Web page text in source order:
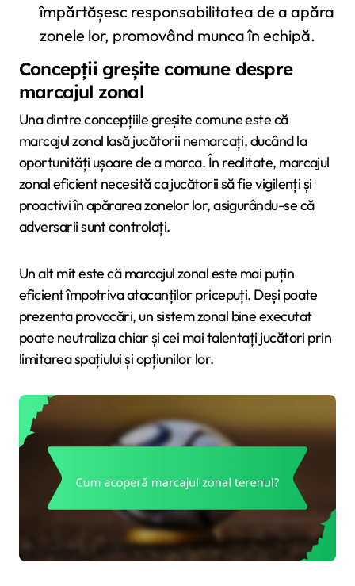
împărtășesc responsabilitatea de a apăra
zonele lor, promovând munca în echipă.
Concepții greșite comune despre
marcajul zonal
Una dintre concepțiile greșite comune este că
marcajul zonal lasă jucătorii nemarcați, ducând la
oportunități ușoare de a marca. În realitate, marcajul
zonal eficient necesită ca jucătorii să fie vigilenți și
proactivi în apărarea zonelor lor, asigurându-se că
adversarii sunt controlați.
Un alt mit este că marcajul zonal este mai puțin
eficient împotriva atacanților pricepuți. Deși poate
prezenta provocări, un sistem zonal bine executat
poate neutraliza chiar și cei mai talentați jucători prin
limitarea spațiului și opțiunilor lor.